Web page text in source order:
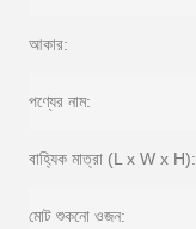
আকার:
পণ্যের নাম:
বাহ্যিক মাত্রা (L x W x H):
মোট শুকনো ওজন: